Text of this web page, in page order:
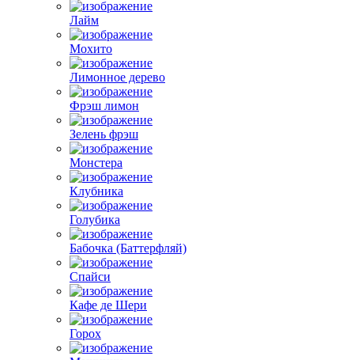
Лайм
Мохито
Лимонное дерево
Фрэш лимон
Зелень фрэш
Монстера
Клубника
Голубика
Бабочка (Баттерфляй)
Спайси
Кафе де Шери
Горох